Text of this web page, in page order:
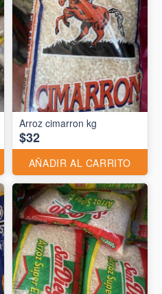
Arroz cimarron kg
$32
AÑADIR AL CARRITO